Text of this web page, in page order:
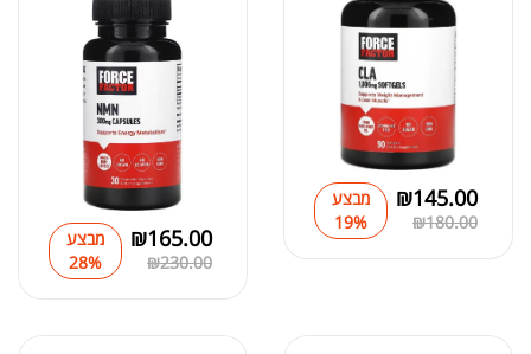
₪180.00
₪145.00
מבצע
19%
₪230.00
₪165.00
מבצע
28%